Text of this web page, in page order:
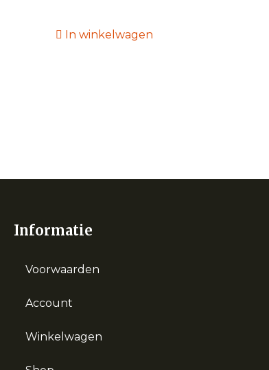
In winkelwagen
Informatie
Voorwaarden
Account
Winkelwagen